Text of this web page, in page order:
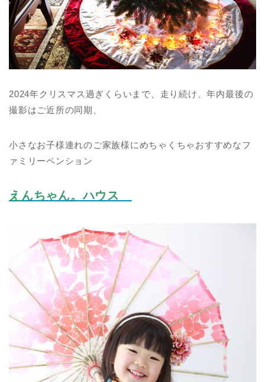
2024年クリスマス過ぎくらいまで、走り続け、年内最後の
撮影はご近所の同期、
小さなお子様連れのご家族様にめちゃくちゃおすすめなフ
ァミリーペンション
えんちゃん。ハウス